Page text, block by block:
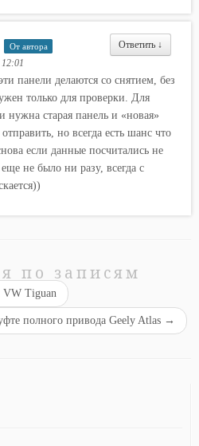
Ответить ↓
От автора
панели делаются со снятием, без
только для проверки. Для
нужна старая панель и «новая»
но всегда есть шанс что
если данные посчитались не
не было ни разу, всегда с
по записям
VW Tiguan
полного привода Geely Atlas →